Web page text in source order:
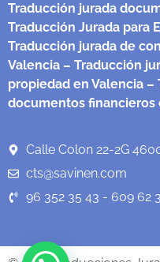
Traducción jurada
Traducción Jurada para
Traducción jurada de
Valencia – Traducción
propiedad en Valencia –
documentos financieros
Calle Colon 22-2G
cts@savinen.com
96 352 35 43 - 609 62